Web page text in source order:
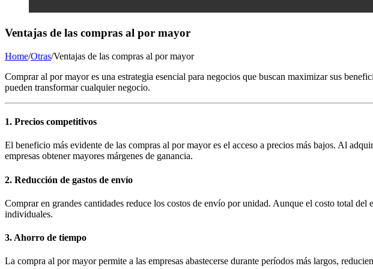
Ventajas de las compras al por mayor
Home/Otras/Ventajas de las compras al por mayor
Comprar al por mayor es una estrategia esencial para negocios que buscan maximizar sus
pueden transformar cualquier negocio.
1. Precios competitivos
El beneficio más evidente de las compras al por mayor es el acceso a precios más bajos. Al
empresas obtener mayores márgenes de ganancia.
2. Reducción de gastos de envío
Comprar en grandes cantidades reduce los costos de envío por unidad. Aunque el costo total
individuales.
3. Ahorro de tiempo
La compra al por mayor permite a las empresas abastecerse durante períodos más largos,